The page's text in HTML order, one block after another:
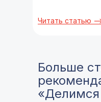
Читать статью --
Больше